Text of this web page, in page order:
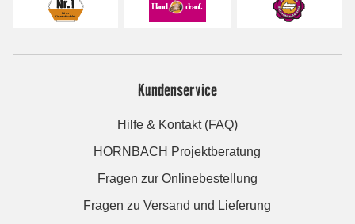
Kundenservice
Hilfe & Kontakt (FAQ)
HORNBACH Projektberatung
Fragen zur Onlinebestellung
Fragen zu Versand und Lieferung